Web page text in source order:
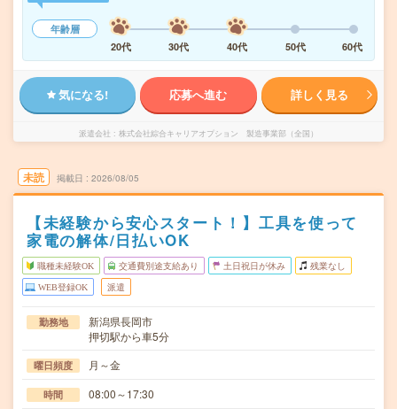
年齢層
20代
30代 40代 50代 60代
気になる! 応募へ進む 詳しく見る
派遣会社 株式会社綜合キャリアオプション 製造事業部（全国）
未読 掲載日 2026/08/05
【未経験から安心スタート！】工具を使って
家電の解体/日払いOK
職種未経験OK 交通費別途支給あり 土日祝日が休み 残業なし
WEB登録OK 派遣
勤務地
新潟県長岡市
押切駅から車5分
曜日頻度 月～金
時間 08:00～17:30